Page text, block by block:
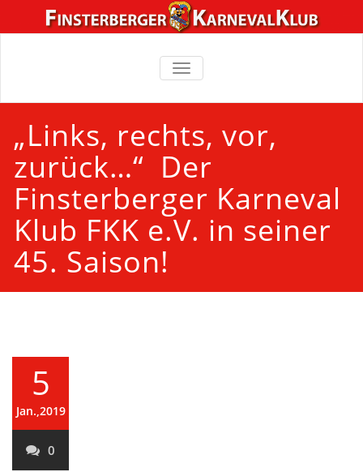
TOGGLE
NAVIGATION
„Links, rechts, vor,
zurück…“ Der
Finsterberger Karneval
Klub FKK e.V. in seiner
45. Saison!
5
Jan.,2019
0